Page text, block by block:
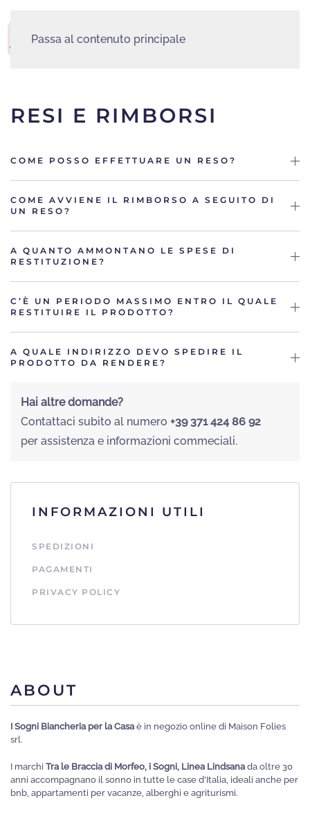
Passa al contenuto principale
RESI E RIMBORSI
COME POSSO EFFETTUARE UN RESO?
COME AVVIENE IL RIMBORSO A SEGUITO DI
UN RESO?
A QUANTO AMMONTANO LE SPESE DI
RESTITUZIONE?
C’È UN PERIODO MASSIMO ENTRO IL QUALE
RESTITUIRE IL PRODOTTO?
A QUALE INDIRIZZO DEVO SPEDIRE IL
PRODOTTO DA RENDERE?
Hai altre domande?
Contattaci subito al numero +39 371 424 86 92
per assistenza e informazioni commeciali.
INFORMAZIONI UTILI
SPEDIZIONI
PAGAMENTI
PRIVACY POLICY
ABOUT
I Sogni Biancheria per la Casaè in negozio online di Maison Folies
srl.
I marchi Tra le Braccia di Morfeo, i Sogni, Linea Lindsanada oltre 30
anni accompagnano il sonno in tutte le case d'Italia, ideali anche per
bnb, appartamenti per vacanze, alberghi e agriturismi.